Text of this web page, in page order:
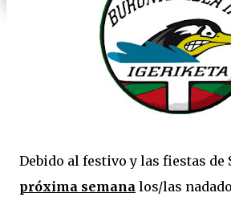
Debido al festivo y las fiestas de
próxima semana los/las